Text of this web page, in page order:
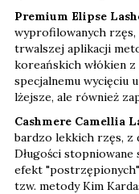
Premium Elipse
wyprofilowanych
trwalszej aplikacji
koreańskich włókien z
specjalnemu wycięciu u
lżejsze, ale również
Cashmere Camellia
bardzo lekkich rzęs, z
Długości stopniowane
efekt "postrzępionych"
tzw. metody Kim